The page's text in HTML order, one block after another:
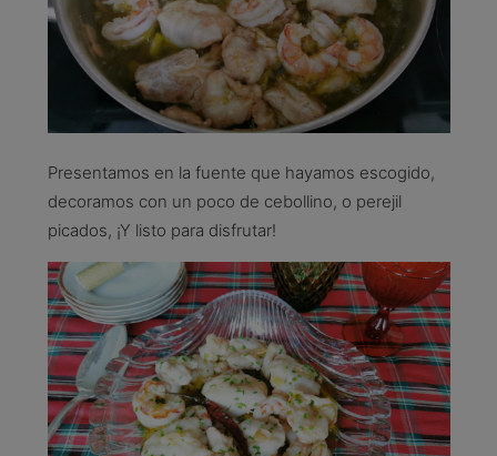
Presentamos en la fuente que hayamos escogido,
decoramos con un poco de cebollino, o perejil
picados, ¡Y listo para disfrutar!